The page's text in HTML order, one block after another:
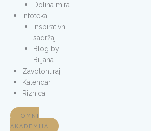
Dolina mira
Infoteka
Inspirativni
sadržaj
Blog by
Biljana
Zavolontiraj
Kalendar
Riznica
OMNI
AKADEMIJA